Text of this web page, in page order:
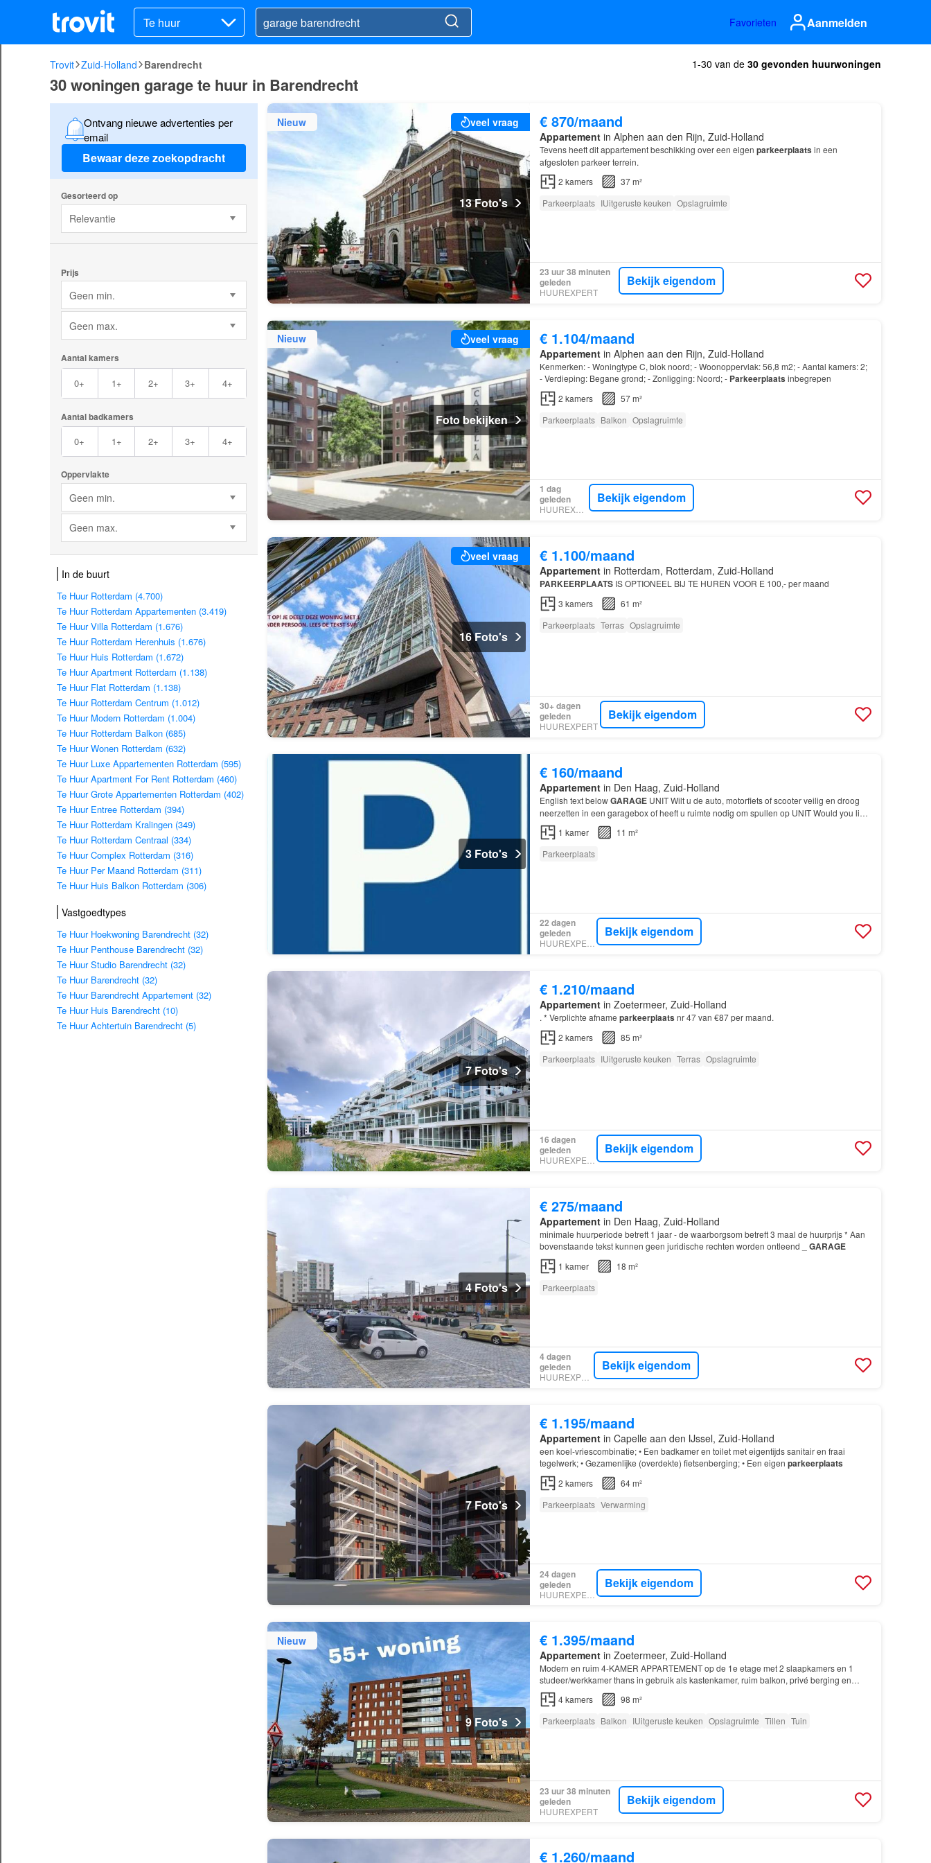
Te huur Favorieten Aanmelden
Trovit Zuid-Holland Barendrecht 1-30 van de 30 gevonden huurwoningen
30 woningen garage te huur in Barendrecht
Ontvang nieuwe advertenties per
email
Bewaar deze zoekopdracht
Gesorteerd op
Relevantie
Prijs
Geen min.
Geen max.
Aantal kamers
0+ 1+ 2+ 3+ 4+
Aantal badkamers
0+ 1+ 2+ 3+ 4+
Oppervlakte
Geen min.
Geen max.
In de buurt
Te Huur Rotterdam (4.700)
Te Huur Rotterdam Appartementen (3.419)
Te Huur Villa Rotterdam (1.676)
Te Huur Rotterdam Herenhuis (1.676)
Te Huur Huis Rotterdam (1.672)
Te Huur Apartment Rotterdam (1.138)
Te Huur Flat Rotterdam (1.138)
Te Huur Rotterdam Centrum (1.012)
Te Huur Modern Rotterdam (1.004)
Te Huur Rotterdam Balkon (685)
Te Huur Wonen Rotterdam (632)
Te Huur Luxe Appartementen Rotterdam (595)
Te Huur Apartment For Rent Rotterdam (460)
Te Huur Grote Appartementen Rotterdam (402)
Te Huur Entree Rotterdam (394)
Te Huur Rotterdam Kralingen (349)
Te Huur Rotterdam Centraal (334)
Te Huur Complex Rotterdam (316)
Te Huur Per Maand Rotterdam (311)
Te Huur Huis Balkon Rotterdam (306)
Vastgoedtypes
Te Huur Hoekwoning Barendrecht (32)
Te Huur Penthouse Barendrecht (32)
Te Huur Studio Barendrecht (32)
Te Huur Barendrecht (32)
Te Huur Barendrecht Appartement (32)
Te Huur Huis Barendrecht (10)
Te Huur Achtertuin Barendrecht (5)
Nieuw veel vraag
13 Foto's
€ 870/maand
Appartementin Alphen aan den Rijn, Zuid-Holland
Tevens heeft dit appartement beschikking over een eigen parkeerplaats in een
afgesloten parkeer terrein.
2 kamers
37 m²
Parkeerplaats IUitgeruste keuken Opslagruimte
23 uur 38 minuten
geleden
HUUREXPERT
Bekijk eigendom
Nieuw veel vraag
Foto bekijken
€ 1.104/maand
Appartementin Alphen aan den Rijn, Zuid-Holland
Kenmerken: - Woningtype C, blok noord; - Woonoppervlak: 56,8 m2; - Aantal kamers: 2;
- Verdieping: Begane grond; - Zonligging: Noord; - Parkeerplaats inbegrepen
2 kamers
57 m²
Parkeerplaats Balkon Opslagruimte
1 dag
geleden
HUUREXPERT
Bekijk eigendom
veel vraag
16 Foto's
€ 1.100/maand
Appartementin Rotterdam, Rotterdam, Zuid-Holland
PARKEERPLAATSIS OPTIONEEL BIJ TE HUREN VOOR E 100,- per maand
3 kamers
61 m²
Parkeerplaats Terras Opslagruimte
30+ dagen
geleden
HUUREXPERT
Bekijk eigendom
3 Foto's
€ 160/maand
Appartementin Den Haag, Zuid-Holland
English text belowGARAGEUNIT Wilt u de auto, motorfiets of scooter veilig en droog
neerzetten in een garagebox of heeft u ruimte nodig om spullen op UNIT Would you like
to safely and securely store your car, motorcycle, or…
1 kamer
11 m²
Parkeerplaats
22 dagen
geleden
HUUREXPERT
Bekijk eigendom
7 Foto's
€ 1.210/maand
Appartementin Zoetermeer, Zuid-Holland
. * Verplichte afname parkeerplaats nr 47 van €87 per maand.
2 kamers
85 m²
Parkeerplaats IUitgeruste keuken Terras Opslagruimte
16 dagen
geleden
HUUREXPERT
Bekijk eigendom
4 Foto's
€ 275/maand
Appartementin Den Haag, Zuid-Holland
minimale huurperiode betreft 1 jaar - de waarborgsom betreft 3 maal de huurprijs * Aan
bovenstaande tekst kunnen geen juridische rechten worden ontleend _ GARAGE
1 kamer
18 m²
Parkeerplaats
4 dagen
geleden
HUUREXPERT
Bekijk eigendom
7 Foto's
€ 1.195/maand
Appartementin Capelle aan den IJssel, Zuid-Holland
een koel-vriescombinatie; • Een badkamer en toilet met eigentijds sanitair en fraai
tegelwerk; • Gezamenlijke (overdekte) fietsenberging; • Een eigen parkeerplaats
2 kamers
64 m²
Parkeerplaats Verwarming
24 dagen
geleden
Bekijk eigendom
Nieuw
9 Foto's
€ 1.395/maand
Appartementin Zoetermeer, Zuid-Holland
Modern en ruim 4-KAMER APPARTEMENT op de 1e etage met 2 slaapkamers en 1
studeer/werkkamer thans in gebruik als kastenkamer, ruim balkon, privé berging en
parkeerplaats
4kamers
98 m²
Parkeerplaats Balkon IUitgeruste keuken Opslagruimte Tillen Tuin
23 uur 38 minuten
geleden
HUUREXPERT
Bekijk eigendom
€ 1.260/maand